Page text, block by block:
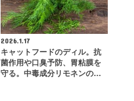
2026.1.17
キャットフードのディル。抗
菌作用や口臭予防、胃粘膜を
守る。中毒成分リモネンの…